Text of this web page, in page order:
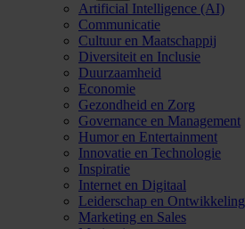
Artificial Intelligence (AI)
Communicatie
Cultuur en Maatschappij
Diversiteit en Inclusie
Duurzaamheid
Economie
Gezondheid en Zorg
Governance en Management
Humor en Entertainment
Innovatie en Technologie
Inspiratie
Internet en Digitaal
Leiderschap en Ontwikkeling
Marketing en Sales